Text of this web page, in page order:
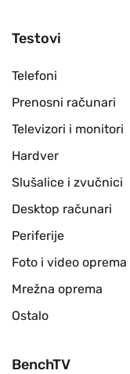
Testovi
Telefoni
Prenosni računari
Televizori i monitori
Hardver
Slušalice i zvučnici
Desktop računari
Periferije
Foto i video oprema
Mrežna oprema
Ostalo
BenchTV